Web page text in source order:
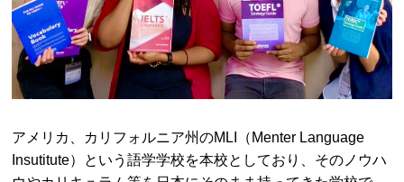
アメリカ、カリフォルニア州のMLI（Menter Language
Insutitute）という語学学校を本校としており、そのノウハ